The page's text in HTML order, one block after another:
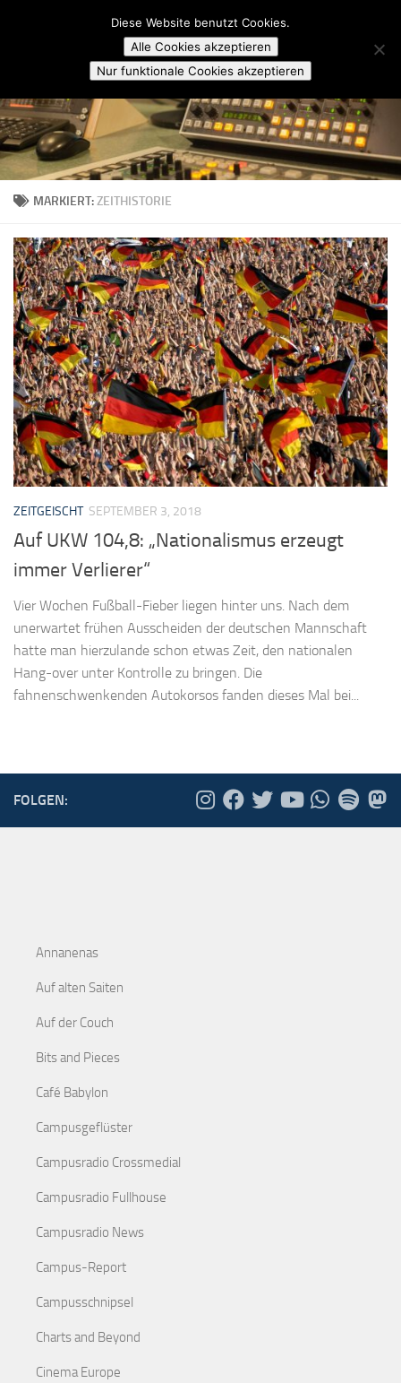
Skip to content
Campusradio Karlsruhe
MARKIERT:ZEITHISTORIE
ZEITGEISCHT SEPTEMBER 3, 2018
Auf UKW 104,8: „Nationalismus erzeugt
immer Verlierer“
Vier Wochen Fußball-Fieber liegen hinter uns. Nach dem
unerwartet frühen Ausscheiden der deutschen Mannschaft
hatte man hierzulande schon etwas Zeit, den nationalen
Hang-over unter Kontrolle zu bringen. Die
fahnenschwenkenden Autokorsos fanden dieses Mal bei...
FOLGEN:
Annanenas
Auf alten Saiten
Auf der Couch
Bits and Pieces
Café Babylon
Campusgeflüster
Campusradio Crossmedial
Campusradio Fullhouse
Campusradio News
Campus-Report
Campusschnipsel
Charts and Beyond
Cinema Europe
Diese Website benutzt Cookies.
Alle Cookies akzeptieren
Nur funktionale Cookies akzeptieren